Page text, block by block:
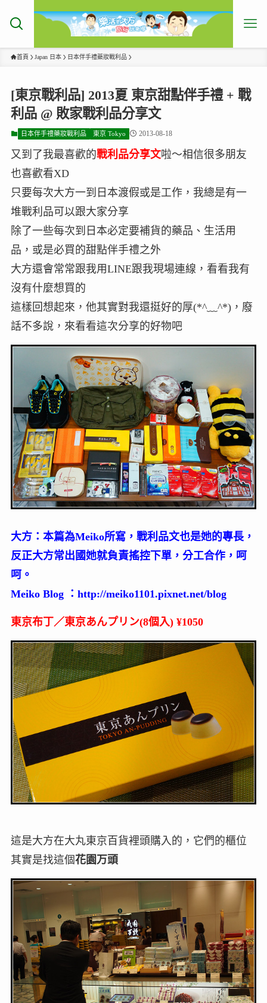
首頁 Japan 日本 日本伴手禮藥妝戰利品
[東京戰利品] 2013夏 東京甜點伴手禮 + 戰
利品 @ 敗家戰利品分享文
日本伴手禮藥妝戰利品 東京 Tokyo 2013-08-18
又到了我最喜歡的戰利品分享文啦～相信很多朋友
也喜歡看XD
只要每次大方一到日本渡假或是工作，我總是有一
堆戰利品可以跟大家分享
除了一些每次到日本必定要補貨的藥品、生活用
品，或是必買的甜點伴手禮之外
大方還會常常跟我用LINE跟我現場連線，看看我有
沒有什麼想買的
這樣回想起來，他其實對我還挺好的厚(*^﹏^*)，廢
話不多說，來看看這次分享的好物吧
大方：本篇為Meiko所寫，戰利品文也是她的專長，
反正大方常出國她就負責搖控下單，分工合作，呵
呵。
Meiko Blog ： http://meiko1101.pixnet.net/blog
東京布丁／東京あんプリン(8個入) ¥1050
這是大方在大丸東京百貨裡頭購入的，它們的櫃位
其實是找這個花園万頭